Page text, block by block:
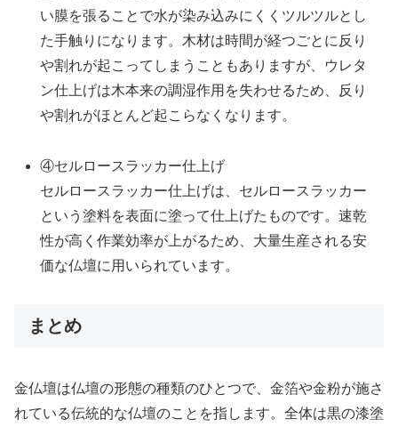
い膜を張ることで水が染み込みにくくツルツルとし
た手触りになります。木材は時間が経つごとに反り
や割れが起こってしまうこともありますが、ウレタ
ン仕上げは木本来の調湿作用を失わせるため、反り
や割れがほとんど起こらなくなります。
④セルロースラッカー仕上げ
セルロースラッカー仕上げは、セルロースラッカー
という塗料を表面に塗って仕上げたものです。速乾
性が高く作業効率が上がるため、大量生産される安
価な仏壇に用いられています。
まとめ
金仏壇は仏壇の形態の種類のひとつで、金箔や金粉が施さ
れている伝統的な仏壇のことを指します。全体は黒の漆塗